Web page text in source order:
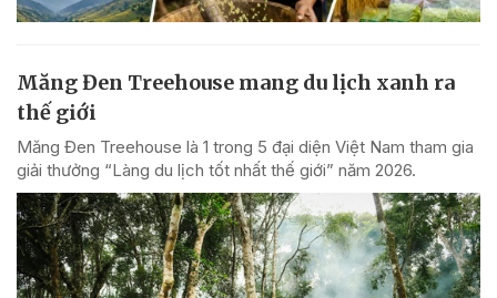
Măng Đen Treehouse mang du lịch xanh ra
thế giới
Măng Đen Treehouse là 1 trong 5 đại diện Việt Nam tham gia
giải thưởng “Làng du lịch tốt nhất thế giới” năm 2026.